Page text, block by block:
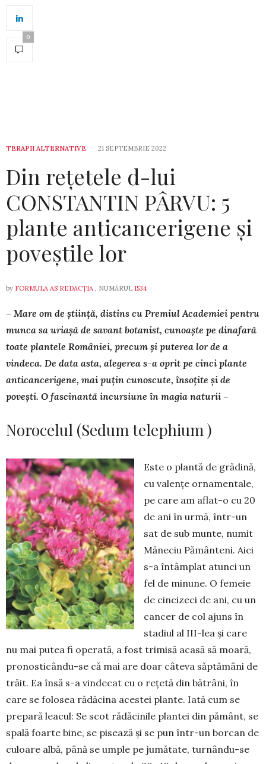
0
TERAPII ALTERNATIVE 21 SEPTEMBRIE 2022
Din rețetele d-lui
CONSTANTIN PÂRVU: 5
plante anticancerigene și
poveștile lor
by FORMULA AS REDACȚIA , NUMĂRUL 1534
– Mare om de știință, distins cu Premiul Academiei pentru
munca sa uriașă de savant botanist, cunoaște pe dinafară
toate plantele Româ­niei, precum și puterea lor de a
vindeca. De data asta, alegerea s-a oprit pe cinci plante
anticancerigene, mai puțin cunoscute, înso­țite și de
povești. O fascinantă incursiune în magia naturii –
Norocelul (Sedum telephium )
Este o plantă de grădină,
cu valențe ornamen­tale,
pe care am aflat-o cu 20
de ani în urmă, într-un
sat de sub munte, numit
Măneciu Pământeni. Aici
s-a în­tâmplat atunci un
fel de minune. O femeie
de cincizeci de ani, cu un
cancer de col ajuns în
sta­diul al III-lea și care
nu mai putea fi ope­rată, a fost trimisă aca­să să moară,
pronosticându-se că mai are doar câteva săptămâni de
trăit. Ea însă s-a vin­decat cu o rețetă din bă­trâni, în
care se folosea ră­dăcina acestei plante. Iată cum se
prepară leacul: Se scot rădăcinile plantei din pământ, se
spală foarte bine, se pi­sează și se pun într-un borcan de
cu­loare albă, până se um­ple pe jumătate, turnân­du-se